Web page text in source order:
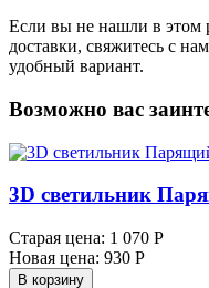
Если вы не нашли в этом
доставки, свяжитесь с
удобный вариант.
Возможно вас
3D светильник
Старая цена: 1 070 Р
Новая цена: 930 Р
В корзину